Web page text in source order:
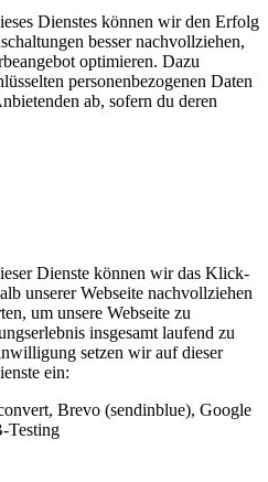
Dienstes können wir den Erfolg
besser nachvollziehen,
optimieren. Dazu
personenbezogenen Daten
ab, sofern du deren
Dienste können wir das Klick-
unserer Webseite nachvollziehen
um unsere Webseite zu
insgesamt laufend zu
setzen wir auf dieser
ein:
Brevo (sendinblue), Google
Testing